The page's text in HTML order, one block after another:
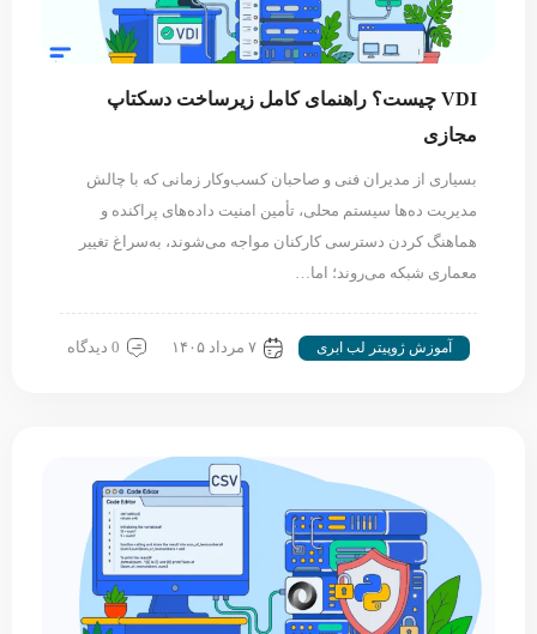
VDI چیست؟ راهنمای کامل زیرساخت دسکتاپ
مجازی
بسیاری از مدیران فنی و صاحبان کسب‌وکار زمانی که با چالش
مدیریت ده‌ها سیستم محلی، تأمین امنیت داده‌های پراکنده و
هماهنگ کردن دسترسی کارکنان مواجه می‌شوند، به‌سراغ تغییر
معماری شبکه می‌روند؛ اما…
آموزش ژوپیتر لب ابری ۷ مرداد ۱۴۰۵ 0 دیدگاه